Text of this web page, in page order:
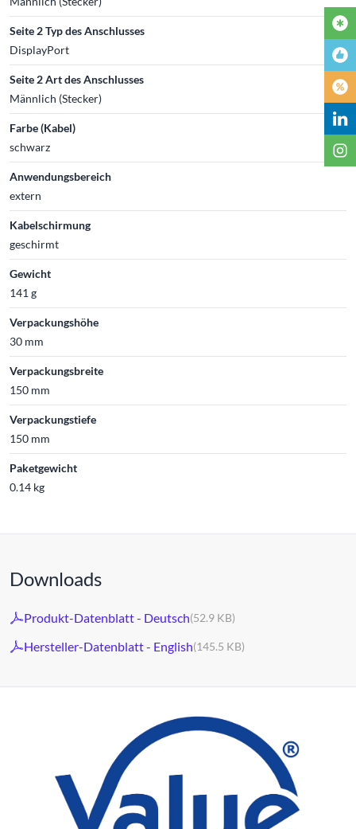
Seite 2 Typ des Anschlusses
DisplayPort
Seite 2 Art des Anschlusses
Männlich (Stecker)
Farbe (Kabel)
schwarz
Anwendungsbereich
extern
Kabelschirmung
geschirmt
Gewicht
141 g
Verpackungshöhe
30 mm
Verpackungsbreite
150 mm
Verpackungstiefe
150 mm
Paketgewicht
0.14 kg
Downloads
Produkt-Datenblatt - Deutsch(52.9 KB)
Hersteller-Datenblatt - English(145.5 KB)